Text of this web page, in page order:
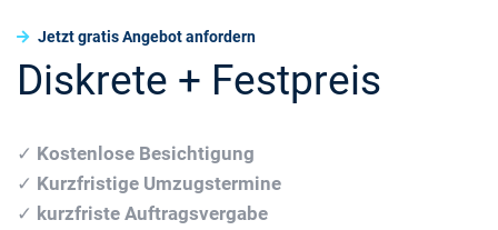
Jetzt gratis Angebot anfordern
Diskrete + Festpreis
✓ Kostenlose Besichtigung
✓ Kurzfristige Umzugstermine
✓ kurzfriste Auftragsvergabe